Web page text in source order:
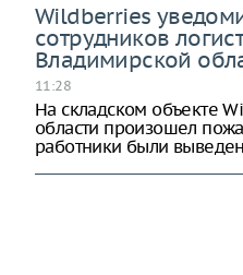
Wildberries
сотрудников
Владимирской
11:28
На складском объекте
области произошел
работники были